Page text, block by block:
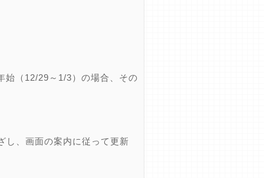
始（12/29～1/3）の場合、その
し、画面の案内に従って更新